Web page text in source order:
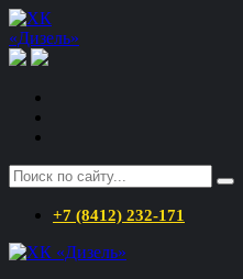
+7 (8412) 232-171